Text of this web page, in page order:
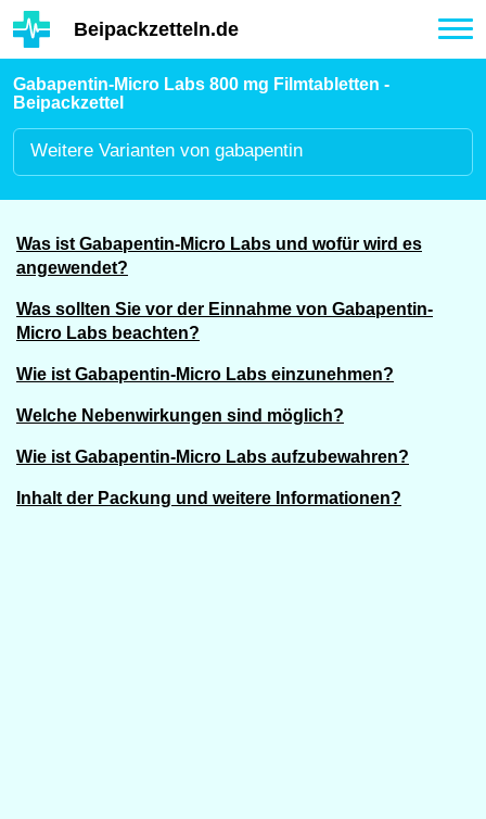
Hauptinhalt
Beipackzetteln.de
Gabapentin-Micro Labs 800 mg Filmtabletten -
Beipackzettel
Weitere Varianten von gabapentin
Was ist Gabapentin-Micro Labs und wofür wird es
angewendet?
Was sollten Sie vor der Einnahme von Gabapentin-
Micro Labs beachten?
Wie ist Gabapentin-Micro Labs einzunehmen?
Welche Nebenwirkungen sind möglich?
Wie ist Gabapentin-Micro Labs aufzubewahren?
Inhalt der Packung und weitere Informationen?